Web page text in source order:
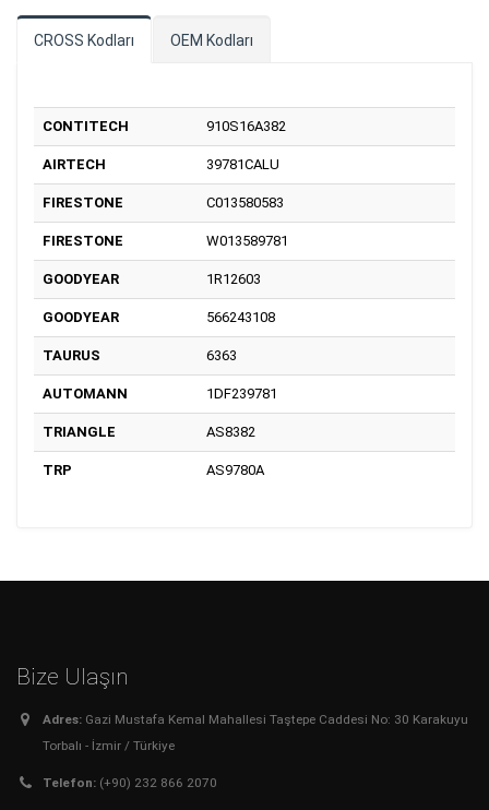
CROSS Kodları OEM Kodları
CONTITECH 910S16A382
AIRTECH 39781CALU
FIRESTONE C013580583
FIRESTONE W013589781
GOODYEAR 1R12603
GOODYEAR 566243108
TAURUS 6363
AUTOMANN 1DF239781
TRIANGLE AS8382
TRP AS9780A
Bize Ulaşın
Adres: Gazi Mustafa Kemal Mahallesi Taştepe Caddesi No: 30 Karakuyu
Torbalı - İzmir / Türkiye
Telefon: (+90) 232 866 2070